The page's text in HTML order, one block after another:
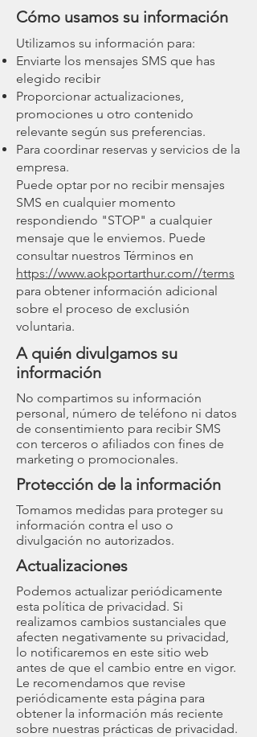
Cómo usamos su información
Utilizamos su información para:
Enviarte los mensajes SMS que has
elegido recibir
Proporcionar actualizaciones,
promociones u otro contenido
relevante según sus preferencias.
Para coordinar reservas y servicios de la
empresa.
Puede optar por no recibir mensajes
SMS en cualquier momento
respondiendo "STOP" a cualquier
mensaje que le enviemos. Puede
consultar nuestros Términos en
https://www.aokportarthur.com//terms
para obtener información adicional
sobre el proceso de exclusión
voluntaria.
A quién divulgamos su
información
No compartimos su información
personal, número de teléfono ni datos
de consentimiento para recibir SMS
con terceros o afiliados con fines de
marketing o promocionales.
Protección de la información
Tomamos medidas para proteger su
información contra el uso o
divulgación no autorizados.
Actualizaciones
Podemos actualizar periódicamente
esta política de privacidad. Si
realizamos cambios sustanciales que
afecten negativamente su privacidad,
lo notificaremos en este sitio web
antes de que el cambio entre en vigor.
Le recomendamos que revise
periódicamente esta página para
obtener la información más reciente
sobre nuestras prácticas de privacidad.